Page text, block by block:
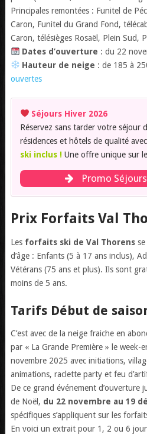
Principales remontées : Funitel de
Caron, Funitel du Grand Fond,
Caron, télésièges Rosaël, Plein Sud,
Dates d’ouverture : du 22
Hauteur de neige : de 185 à
ouvertes
Séjours Hiver 2026
Réservez sans tarder votre séjour
résidences et hôtels de qualité avec
ski inclus !Une offre unique sur
Promo
Prix Forfaits Val
Les forfaits ski de Val Thorensse
d’âge : Enfants (5 à 17 ans inclus),
Vétérans (75 ans et plus). Ils sont
moins de 5 ans.
Tarifs Début de
C’est avec de la neige fraiche en
par « La Grande Première » le week-
novembre 2025 avec initiations,
animations, raclette party et feu
De ce grand événement d’ouverture
de Noël, du 22 novembre au 19
spécifiques s’appliquent sur les
En voici un extrait pour 1, 2 ou 6